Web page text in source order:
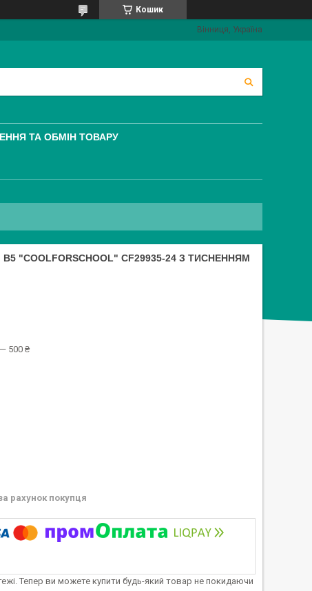
Кошик
Вінниця, Україна
ТА ОБМІН ТОВАРУ
"COOLFORSCHOOL" CF29935-24 З ТИСНЕННЯМ
500 ₴
рахунок покупця
Тепер ви можете купити будь-який товар не покидаючи